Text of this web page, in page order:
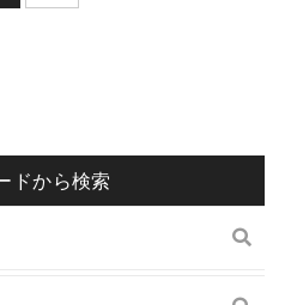
ドから検索